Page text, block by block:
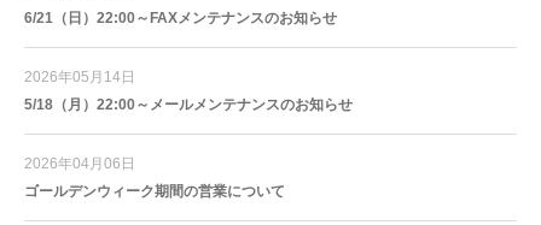
6/21（日）22:00～FAXメンテナンスのお知らせ
2026年05月14日
5/18（月）22:00～メールメンテナンスのお知らせ
2026年04月06日
ゴールデンウィーク期間の営業について